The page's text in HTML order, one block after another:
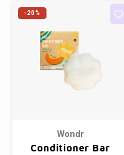
-20%
Wondr
Conditioner Bar